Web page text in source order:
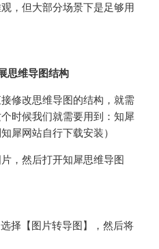
，但大部分场景下是足够用
思维导图结构
修改思维导图的结构，就需
时候我们就需要用到：知犀
犀网站自行下载安装）
，然后打开知犀思维导图
择【图片转导图】，然后将